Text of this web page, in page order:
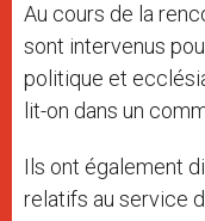
Au cours de la
sont intervenus
politique et
lit-on dans un
Ils ont également
relatifs au service